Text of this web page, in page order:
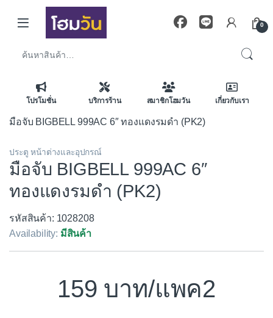
Skip to navigation
Skip to content
0
โปรโมชั่น บริการร้าน สมาชิกโฮมวัน เกี่ยวกับเรา
มือจับ BIGBELL 999AC 6″ ทองแดงรมดำ (PK2)
ประตู หน้าต่างและอุปกรณ์
มือจับ BIGBELL 999AC 6″
ทองแดงรมดำ (PK2)
รหัสสินค้า: 1028208
Availability: มีสินค้า
159 /แพค2